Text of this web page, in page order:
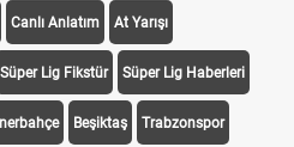
Canlı Anlatım At Yarışı
Süper Lig Fikstür Süper Lig Haberleri
Beşiktaş Trabzonspor